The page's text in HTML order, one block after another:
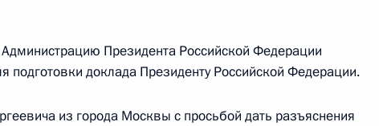
Президента Российской Федерации
подготовки доклада Президенту Российской Федерации.
из города Москвы с просьбой дать разъяснения